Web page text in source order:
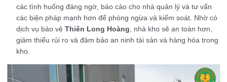
các tình huống đáng ngờ, báo cáo cho nhà quản lý và tư vấn
các biện pháp mạnh hơn để phòng ngừa và kiểm soát. Nhờ có
dịch vụ bảo vệ Thiên Long Hoàng , nhà kho sẽ an toàn hơn,
giảm thiểu rủi ro và đảm bảo an ninh tài sản và hàng hóa trong
kho.